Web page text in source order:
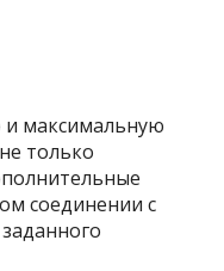
максимальную
только
соединении с